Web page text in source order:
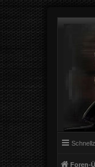
Foren-